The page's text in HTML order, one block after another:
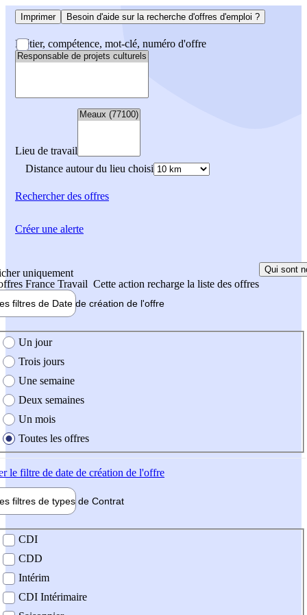
Imprimer Besoin d'aide sur la recherche d'offres d'emploi ?
Métier, compétence, mot-clé, numéro d'offre
Lieu de travail
Distance autour du lieu choisi
Rechercherdes offres
uniquement
France Travail Cette action recharge la liste des offres
Qui sont
filtres de Date de création de l'offre
création de l'offre
Un jour
Trois jours
Une semaine
Deux semaines
Un mois
Toutes les offres
le filtre de date de création de l'offre
filtres de types de Contrat
contrat
CDI
CDD
Intérim
CDI Intérimaire
Créer une alerte